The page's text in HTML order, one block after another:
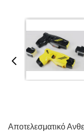
Αποτελεσματικό